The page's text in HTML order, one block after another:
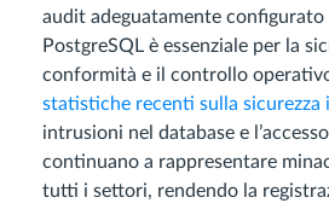
audit adeguatamente configurato
PostgreSQL è essenziale per la
conformità e il controllo
statistiche recenti sulla sicurezza
intrusioni nel database e
continuano a rappresentare
tutti i settori, rendendo la